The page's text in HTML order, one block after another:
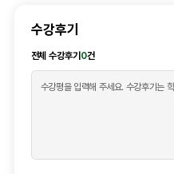
수강후기
전체 수강후기0건
후기내용